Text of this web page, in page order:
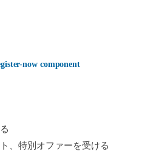
now component
、特別オファーを受ける